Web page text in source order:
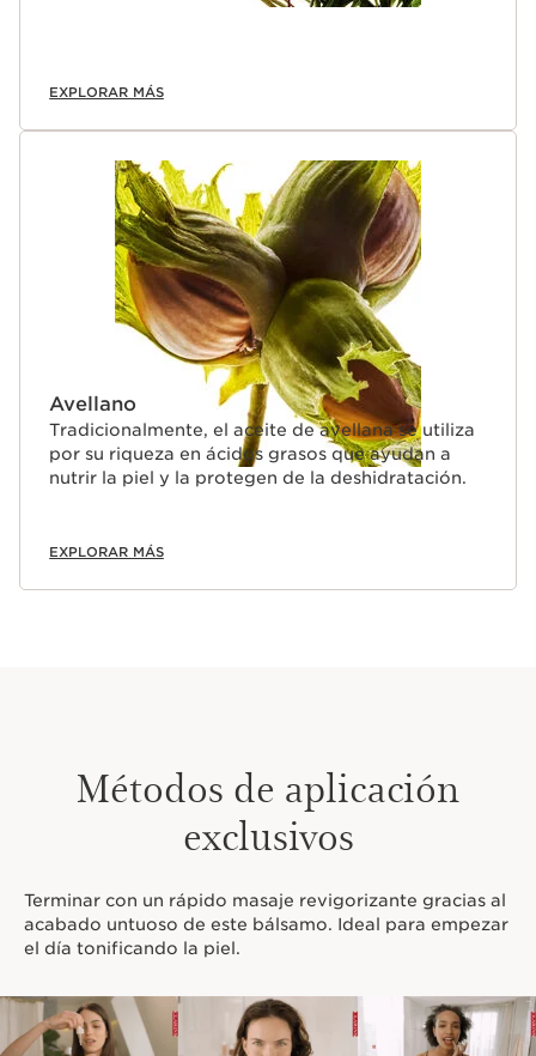
EXPLORAR MÁS
Avellano
Tradicionalmente, el aceite de avellana se utiliza
por su riqueza en ácidos grasos que ayudan a
nutrir la piel y la protegen de la deshidratación.
EXPLORAR MÁS
Métodos de aplicación
exclusivos
Terminar con un rápido masaje revigorizante gracias al
acabado untuoso de este bálsamo. Ideal para empezar
el día tonificando la piel.